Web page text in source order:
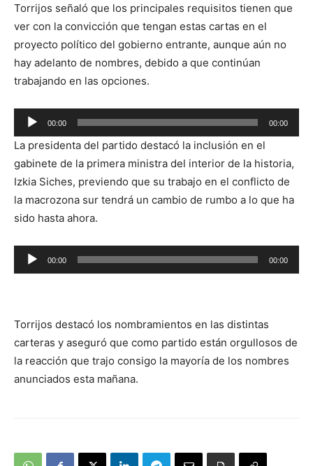
audio
Torrijos señaló que los principales requisitos tienen que
ver con la convicción que tengan estas cartas en el
proyecto político del gobierno entrante, aunque aún no
hay adelanto de nombres, debido a que continúan
trabajando en las opciones.
Reproductor
de
audio
00:00 00:00
La presidenta del partido destacó la inclusión en el
gabinete de la primera ministra del interior de la historia,
Izkia Siches, previendo que su trabajo en el conflicto de
la macrozona sur tendrá un cambio de rumbo a lo que ha
sido hasta ahora.
Reproductor
de
00:00 00:00
Torrijos destacó los nombramientos en las distintas
carteras y aseguró que como partido están orgullosos de
la reacción que trajo consigo la mayoría de los nombres
anunciados esta mañana.